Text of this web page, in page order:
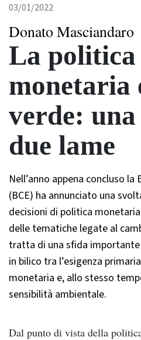
03/01/2022
Donato Masciandaro
La politica
monetaria
verde: una
due lame
Nell’anno appena concluso la
(BCE) ha annunciato una
decisioni di politica
delle tematiche legate al
tratta di una sfida importante
in bilico tra l’esigenza
monetaria e, allo stesso
sensibilità ambientale.
Dal punto di vista della